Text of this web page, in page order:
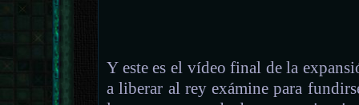
Y este es el vídeo final de la
a liberar al rey exámine para